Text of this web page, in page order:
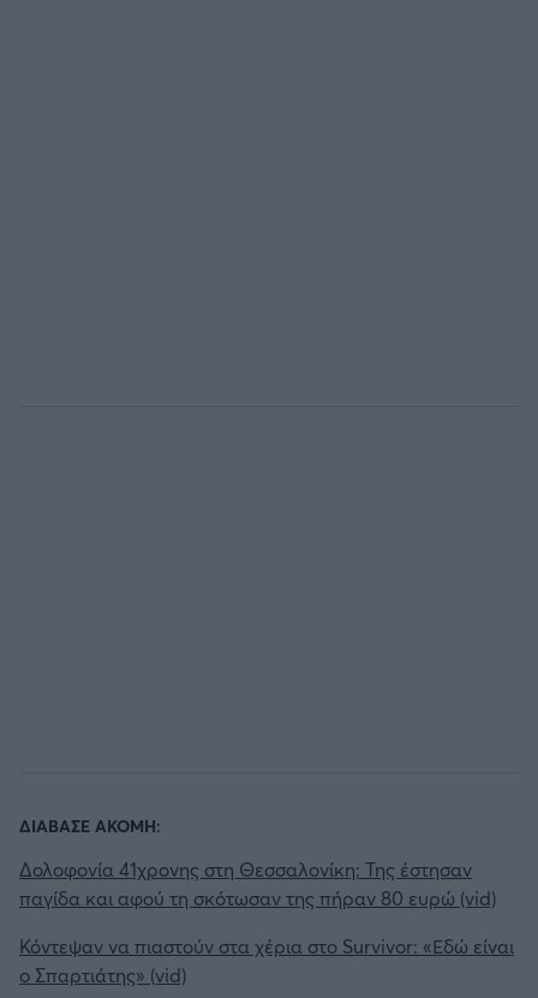
ΔΙΑΒΑΣΕ ΑΚΟΜΗ:
Δολοφονία 41χρονης στη Θεσσαλονίκη: Της έστησαν
παγίδα και αφού τη σκότωσαν της πήραν 80 ευρώ (vid)
Κόντεψαν να πιαστούν στα χέρια στο Survivor: «Εδώ είναι
o Σπαρτιάτης» (vid)